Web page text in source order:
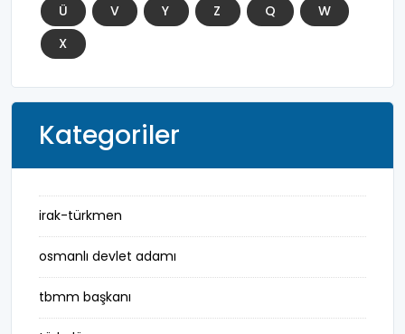
Ü
V Y Z Q
W
X
Kategoriler
irak-türkmen
osmanlı devlet adamı
tbmm başkanı